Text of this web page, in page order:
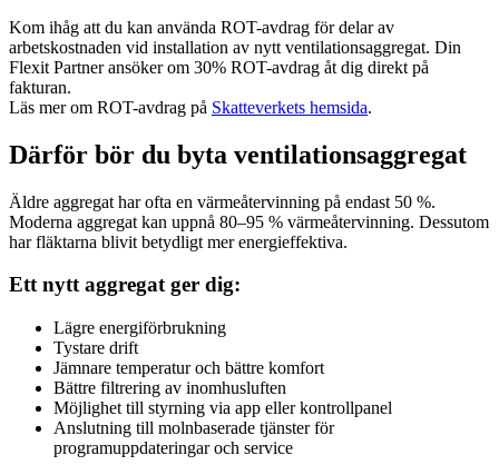
Kom ihåg att du kan använda ROT-avdrag för delar av
arbetskostnaden vid installation av nytt ventilationsaggregat. Din
Flexit Partner ansöker om 30% ROT-avdrag åt dig direkt på
fakturan.
Läs mer om ROT-avdrag på Skatteverkets hemsida.
Därför bör du byta ventilationsaggregat
Äldre aggregat har ofta en värmeåtervinning på endast 50 %.
Moderna aggregat kan uppnå 80–95 % värmeåtervinning. Dessutom
har fläktarna blivit betydligt mer energieffektiva.
Ett nytt aggregat ger dig:
Lägre energiförbrukning
Tystare drift
Jämnare temperatur och bättre komfort
Bättre filtrering av inomhusluften
Möjlighet till styrning via app eller kontrollpanel
Anslutning till molnbaserade tjänster för
programuppdateringar och service